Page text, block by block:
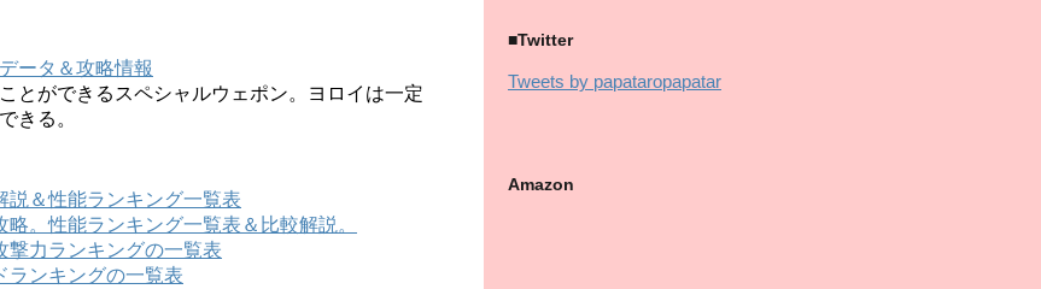
ータ＆攻略情報
とができるスペシャルウェポン。ヨロイは一定
きる。
説＆性能ランキング一覧表
。性能ランキング一覧表＆比較解説。
撃力ランキングの一覧表
ランキングの一覧表
■Twitter
Tweets by papataropapatar
Amazon